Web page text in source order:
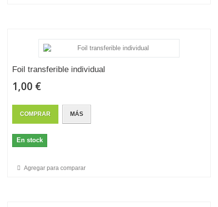
Foil transferible individual
1,00 €
COMPRAR MÁS
En stock
Agregar para comparar